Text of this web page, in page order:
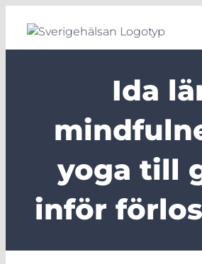
innehållet
Ida
yoga till
inför